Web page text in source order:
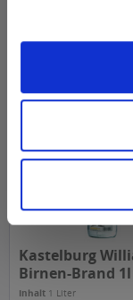
In den
Kastelburg
Birnen-Brand 1l
Inhalt 1 Liter